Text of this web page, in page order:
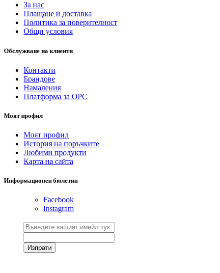
За нас
Плащане и доставка
Политика за поверителност
Общи условия
Обслужване на клиенти
Контакти
Брандове
Намаления
Платформа за ОРС
Моят профил
Моят профил
История на поръчките
Любими продукти
Карта на сайта
Информационен бюлетин
Facebook
Instagram